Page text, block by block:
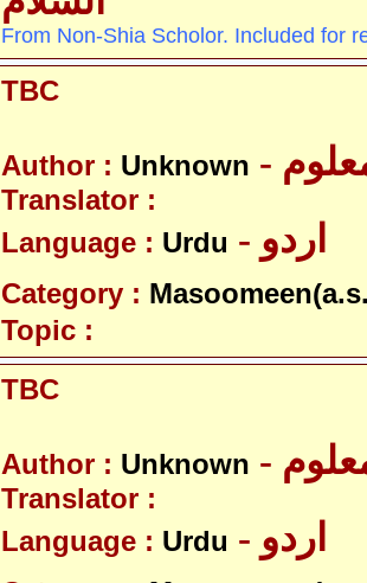
From Non-Shia Scholor. Included for
TBC
Author : Unknown معلوم
Translator :
Language : Urdu - اردو
Category :
Topic :
TBC
Author : Unknown معلوم
Translator :
Language : Urdu - اردو